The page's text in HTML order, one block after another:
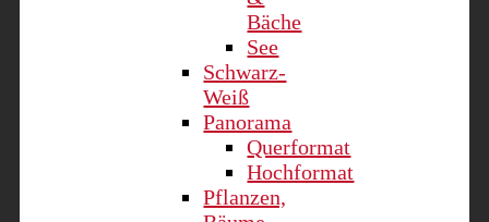
Bäche
See
Schwarz-
Weiß
Panorama
Querformat
Hochformat
Pflanzen,